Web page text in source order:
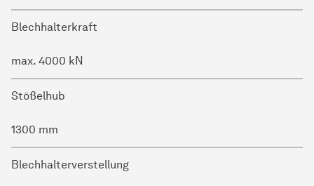
Blechhalterkraft
max. 4000 kN
Stößelhub
1300 mm
Blechhalterverstellung